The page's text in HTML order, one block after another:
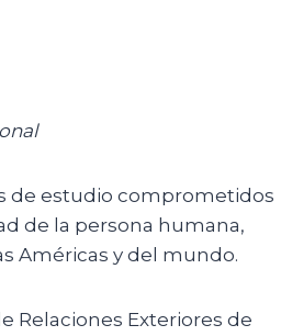
de estudio comprometidos
de la persona humana,
Américas y del mundo.
Relaciones Exteriores de